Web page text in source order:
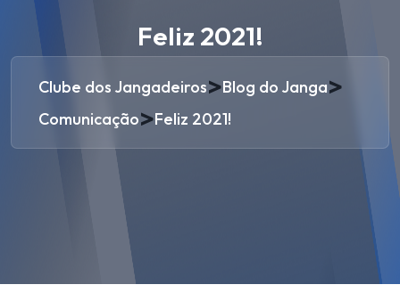
Feliz 2021!
Clube dos Jangadeiros>Blog do Janga>
Comunicação>Feliz 2021!